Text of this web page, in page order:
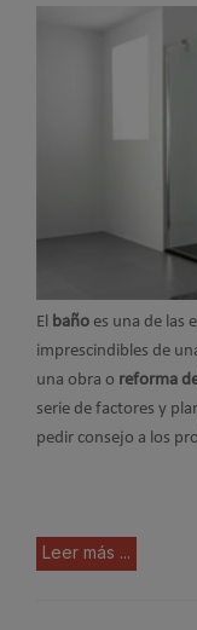
El baño es una de las
imprescindibles de
una obra o reforma
serie de factores y
pedir consejo a los
Leer más ...